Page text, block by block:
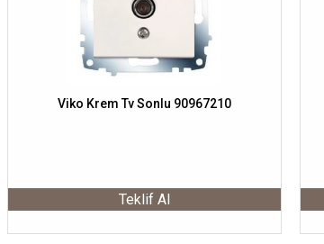
Viko Krem Tv Sonlu 90967210
Teklif Al